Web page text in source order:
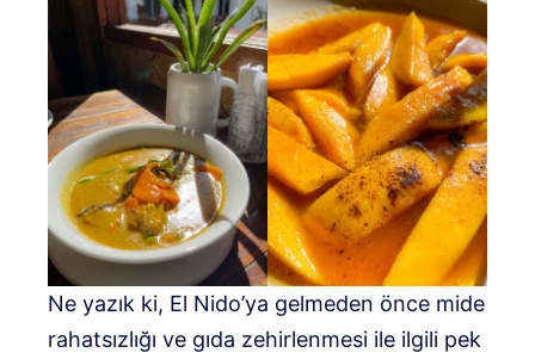
Ne yazık ki, El Nido’ya gelmeden önce mide
rahatsızlığı ve gıda zehirlenmesi ile ilgili pek